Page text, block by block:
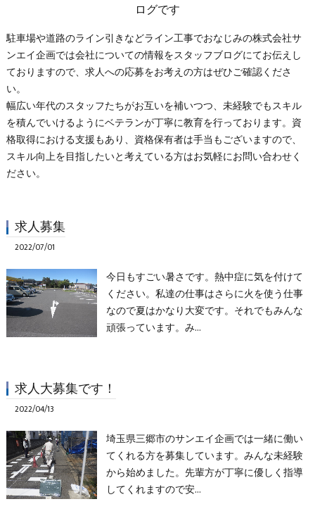
ログです
駐車場や道路のライン引きなどライン工事でおなじみの株式会社サ
ンエイ企画では会社についての情報をスタッフブログにてお伝えし
ておりますので、求人への応募をお考えの方はぜひご確認くださ
い。
幅広い年代のスタッフたちがお互いを補いつつ、未経験でもスキル
を積んでいけるようにベテランが丁寧に教育を行っております。資
格取得における支援もあり、資格保有者は手当もございますので、
スキル向上を目指したいと考えている方はお気軽にお問い合わせく
ださい。
求人募集
2022/07/01
今日もすごい暑さです。熱中症に気を付けて
ください。私達の仕事はさらに火を使う仕事
なので夏はかなり大変です。それでもみんな
頑張っています。み…
求人大募集です！
2022/04/13
埼玉県三郷市のサンエイ企画では一緒に働い
てくれる方を募集しています。みんな未経験
から始めました。先輩方が丁寧に優しく指導
してくれますので安…